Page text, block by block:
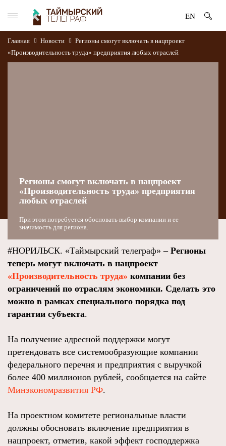
EN
Главная Новости
Регионы смогут включать в нацпроект
«Производительность труда» предприятия любых отраслей
Регионы смогут включать в нацпроект
«Производительность труда» предприятия
любых отраслей
При этом потребуется обосновать выбор компании и ее
значимость для региона.
#НОРИЛЬСК. «Таймырский телеграф» – Регионы
теперь могут включать в нацпроект
«Производительность труда» компании без
ограничений по отраслям экономики. Сделать это
можно в рамках специального порядка под
гарантии субъекта.
На получение адресной поддержки могут
претендовать все системообразующие компании
федерального перечня и предприятия с выручкой
более 400 миллионов рублей, сообщается на сайте
Минэкономразвития РФ.
На проектном комитете региональные власти
должны обосновать включение предприятия в
нацпроект, отметив, какой эффект господдержка